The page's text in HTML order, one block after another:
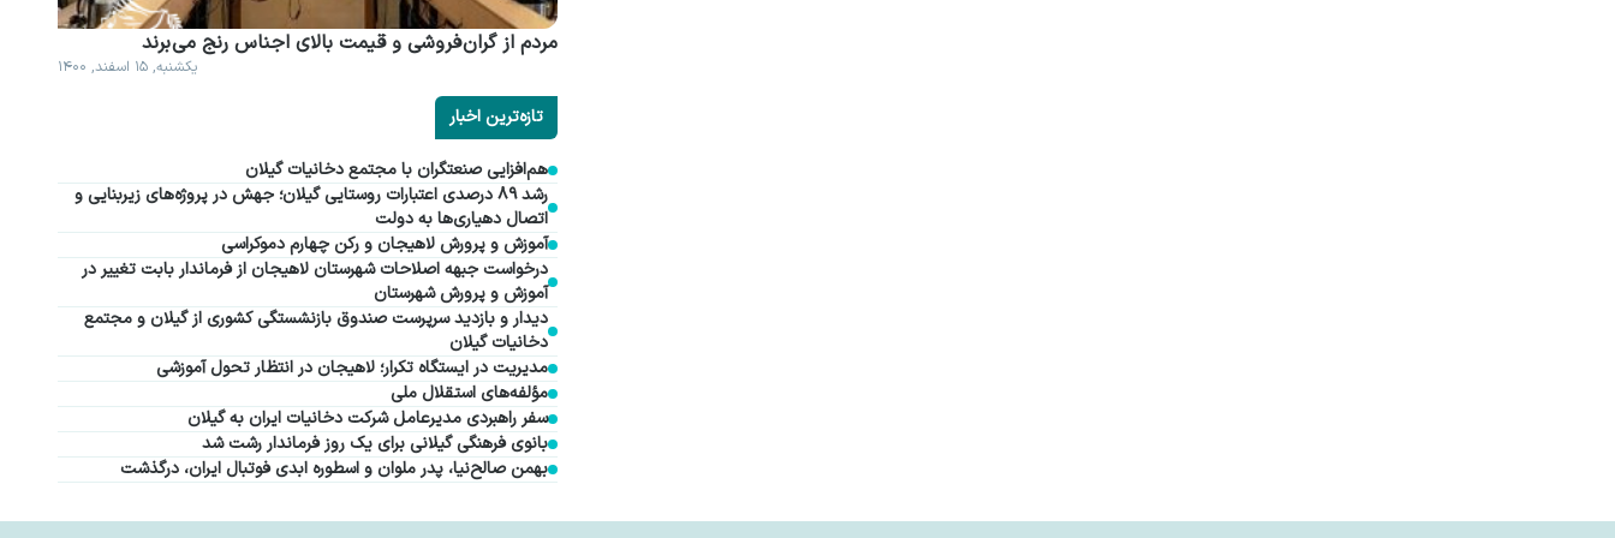
مردم از گران فروشی و قیمت بالای اجناس رنج می برند
یکشنبه, ۱۵ اسفند, ۱۴۰۰
تازه‌ترین اخبار
هم‌افزایی صنعتگران با مجتمع دخانیات گیلان
رشد ۸۹ درصدی اعتبارات روستایی گیلان؛ جهش در پروژه‌های زیربنایی و
اتصال دهیاری‌ها به دولت
آموزش و پرورش لاهیجان و رکن چهارم دموکراسی
درخواست جبهه اصلاحات شهرستان لاهیجان از فرماندار بابت تغییر در
آموزش و پرورش شهرستان
دیدار و بازدید سرپرست صندوق بازنشستگی کشوری از گیلان و مجتمع
دخانیات گیلان
مدیریت در ایستگاه تکرار؛ لاهیجان در انتظار تحول آموزشی
مؤلفه‌های استقلال ملی
سفر راهبردی مدیرعامل شرکت دخانیات ایران به گیلان
بانوی فرهنگی گیلانی برای یک روز فرماندار رشت شد
بهمن صالح‌نیا، پدر ملوان و اسطوره ابدی فوتبال ایران، درگذشت